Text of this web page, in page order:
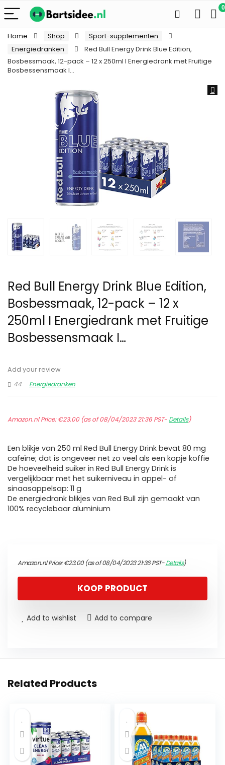
0
Home Shop
Sport-supplementen
Energiedranken
Red Bull Energy Drink Blue Edition,
Bosbessmaak, 12-pack – 12 x 250ml I Energiedrank met Fruitige
Bosbessensmaak I…
Red Bull Energy Drink Blue Edition,
Bosbessmaak, 12-pack – 12 x
250ml I Energiedrank met Fruitige
Bosbessensmaak I…
Add your review
44
Energiedranken
Amazon.nl Price:€23.00(as of 08/04/2023 21:36 PST- Details)
Een blikje van 250 ml Red Bull Energy Drink bevat 80 mg
cafeïne; dat is ongeveer net zo veel als een kopje koffie
De hoeveelheid suiker in Red Bull Energy Drink is
vergelijkbaar met het suikerniveau in appel- of
sinaasappelsap: 11 g
De energiedrank blikjes van Red Bull zijn gemaakt van
100% recyclebaar aluminium
Amazon.nl Price:€23.00(as of 08/04/2023 21:36 PST-Details)
KOOP PRODUCT
Add to wishlist Add to compare
Related Products